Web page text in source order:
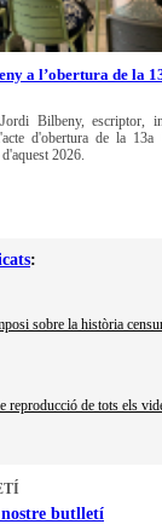
a l’obertura de la
Bilbeny, escriptor,
d'obertura de la
2026.
:
sobre la història
reproducció de tots els
butlletí